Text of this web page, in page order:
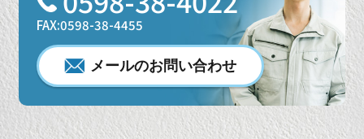
FAX:0598-38-4455
メールのお問い合わせ